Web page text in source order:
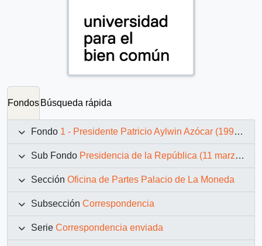
Fondos Búsqueda rápida
Fondo 1 - Presidente Patricio Aylwin Azócar (1990-1994)
Sub Fondo Presidencia de la República (11 marzo 1990 – 11 marzo 1994)
Sección Oficina de Partes Palacio de La Moneda
Subsección Correspondencia
Serie Correspondencia enviada